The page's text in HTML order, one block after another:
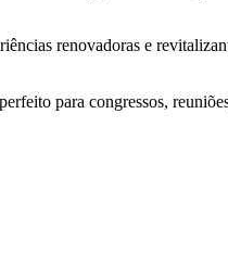
renovadoras e
para congressos,